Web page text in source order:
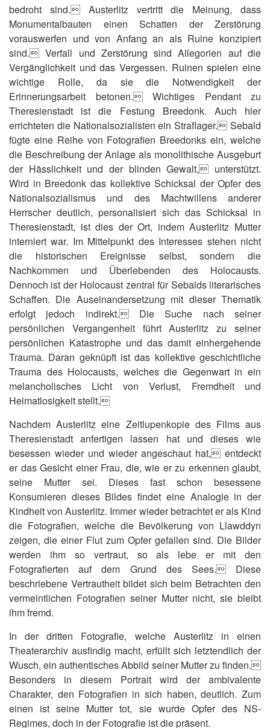
bedroht sind. Austerlitz vertritt die Meinung, dass
Monumentalbauten einen Schatten der Zerstörung
vorauswerfen und von Anfang an als Ruine konzipiert
sind. Verfall und Zerstörung sind Allegorien auf die
Vergänglichkeit und das Vergessen. Ruinen spielen eine
wichtige Rolle, da sie die Notwendigkeit der
Erinnerungsarbeit betonen. Wichtiges Pendant zu
Theresienstadt ist die Festung Breedonk. Auch hier
errichteten die Nationalsozialisten ein Straflager. Sebald
fügte eine Reihe von Fotografien Breedonks ein, welche
die Beschreibung der Anlage als monolithische Ausgeburt
der Hässlichkeit und der blinden Gewalt, unterstützt.
Wird in Breedonk das kollektive Schicksal der Opfer des
Nationalsozialismus und des Machtwillens anderer
Herrscher deutlich, personalisiert sich das Schicksal in
Theresienstadt, ist dies der Ort, indem Austerlitz Mutter
interniert war. Im Mittelpunkt des Interesses stehen nicht
die historischen Ereignisse selbst, sondern die
Nachkommen und Überlebenden des Holocausts.
Dennoch ist der Holocaust zentral für Sebalds literarisches
Schaffen. Die Auseinandersetzung mit dieser Thematik
erfolgt jedoch indirekt. Die Suche nach seiner
persönlichen Vergangenheit führt Austerlitz zu seiner
persönlichen Katastrophe und das damit einhergehende
Trauma. Daran geknüpft ist das kollektive geschichtliche
Trauma des Holocausts, welches die Gegenwart in ein
melancholisches Licht von Verlust, Fremdheit und
Heimatlosigkeit stellt.
Nachdem Austerlitz eine Zeitlupenkopie des Films aus
Theresienstadt anfertigen lassen hat und dieses wie
besessen wieder und wieder angeschaut hat, entdeckt
er das Gesicht einer Frau, die, wie er zu erkennen glaubt,
seine Mutter sei. Dieses fast schon besessene
Konsumieren dieses Bildes findet eine Analogie in der
Kindheit von Austerlitz. Immer wieder betrachtet er als Kind
die Fotografien, welche die Bevölkerung von Llawddyn
zeigen, die einer Flut zum Opfer gefallen sind. Die Bilder
werden ihm so vertraut, so als lebe er mit den
Fotografierten auf dem Grund des Sees. Diese
beschriebene Vertrautheit bildet sich beim Betrachten den
vermeintlichen Fotografien seiner Mutter nicht, sie bleibt
ihm fremd.
In der dritten Fotografie, welche Austerlitz in einen
Theaterarchiv ausfindig macht, erfüllt sich letztendlich der
Wusch, ein authentisches Abbild seiner Mutter zu finden.
Besonders in diesem Portrait wird der ambivalente
Charakter, den Fotografien in sich haben, deutlich. Zum
einen ist seine Mutter tot, sie wurde Opfer des NS-
Regimes, doch in der Fotografie ist die präsent.